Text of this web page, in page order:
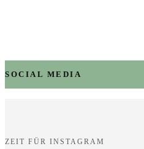
SOCIAL MEDIA
ZEIT FÜR INSTAGRAM